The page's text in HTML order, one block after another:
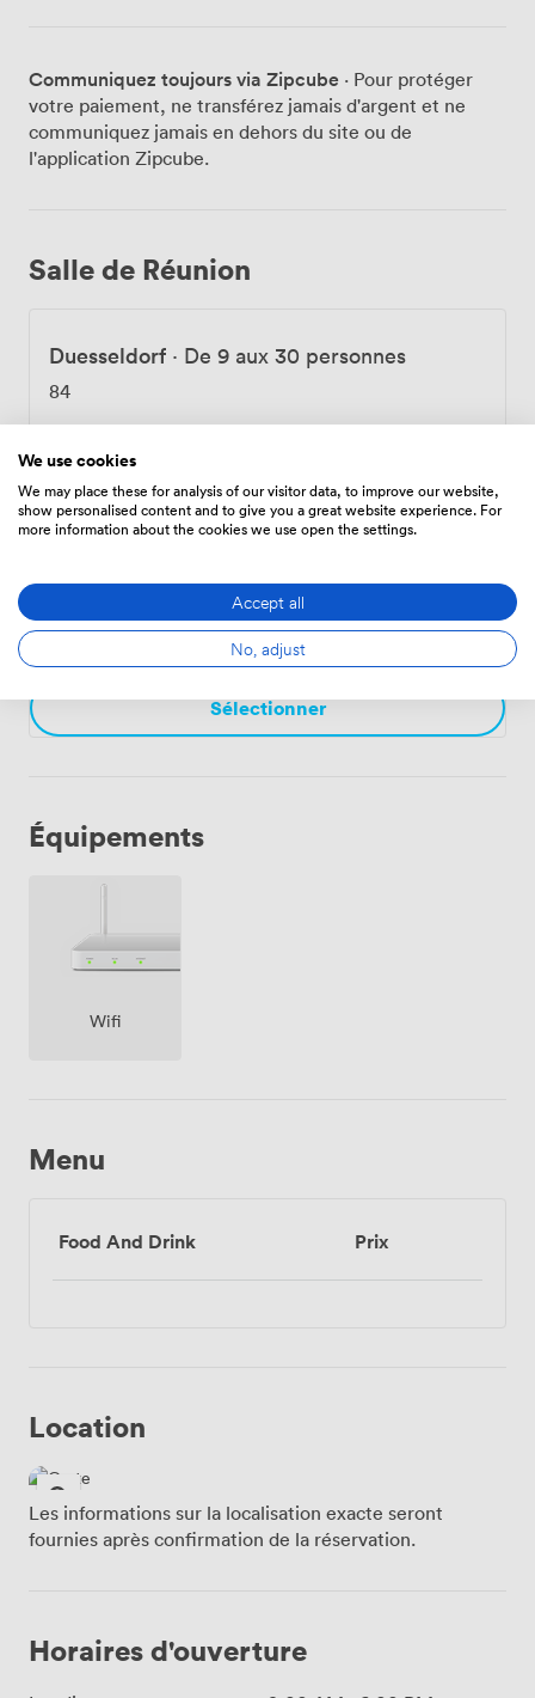
Ausstattung umfasst alles, was Sie für professionelle
Präsentationen benötigen, während das Tageslicht
durch die Stadion-Panoramafenster für eine
angenehme Arbeitsatmosphäre sorgt. Nach intensiven
sportlich-elegante Atmosphäre des Restaurants
stehen unseren Gästen 103 moderne Zimmer und
Suiten zur Verfügung. Jedes Zimmer verfügt über
benötigen. Nach Feierabend lädt unser Fitnessraum
zum Trainieren ein, während Sauna und Dampfbad für
die nötige Entspannung sorgen. Die Anbindung ist
ideal: Mit öffentlichen Verkehrsmitteln erreichen Sie
nach Düsseldorf sind schnell erreichbar. So verbinden
wir bei Ihren Meetings sportliche Inspiration mit
professioneller Tagungskultur.
Communiquez toujours via Zipcube · Pour protéger
votre paiement, ne transférez jamais d'argent et ne
communiquez jamais en dehors du site ou de
l'application Zipcube.
Salle de Réunion
Duesseldorf · De 9 aux 30 personnes
84
168
Sélectionner
Équipements
Wifi
Menu
Food And Drink Prix
Location
Les informations sur la localisation exacte seront
fournies après confirmation de la réservation.
Horaires d'ouverture
We use cookies
We may place these for analysis of our visitor data, to improve our website,
show personalised content and to give you a great website experience. For
more information about the cookies we use open the settings.
Accept all
No, adjust